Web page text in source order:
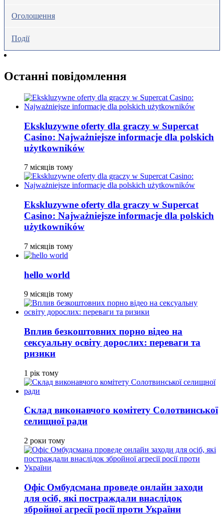
Оголошення
Події
Останні повідомлення
Ekskluzywne oferty dla graczy w Supercat
Casino: Najważniejsze informacje dla polskich
użytkowników
7 місяців тому
Ekskluzywne oferty dla graczy w Supercat
Casino: Najważniejsze informacje dla polskich
użytkowników
7 місяців тому
hello world
9 місяців тому
Вплив безкоштовних порно відео на
сексуальну освіту дорослих: переваги та
ризики
1 рік тому
Склад виконавчого комітету Солотвинської
селищної ради
2 роки тому
Офіс Омбудсмана проведе онлайн заходи
для осіб, які постраждали внаслідок
збройної агресії росії проти України